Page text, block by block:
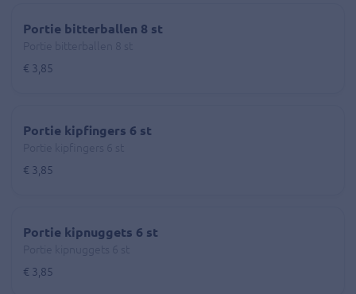
Portie bitterballen 8 st
€ 3,85
Portie kipfingers 6 st
€ 3,85
Portie kipnuggets 6 st
€ 3,85